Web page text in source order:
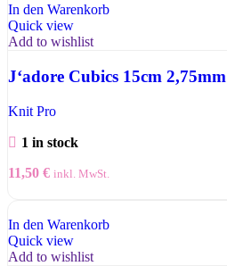
In den Warenkorb
Quick view
Add to wishlist
J‘adore Cubics 15cm 2,75mm
Knit Pro
1 in stock
11,50 € inkl. MwSt.
In den Warenkorb
Quick view
Add to wishlist